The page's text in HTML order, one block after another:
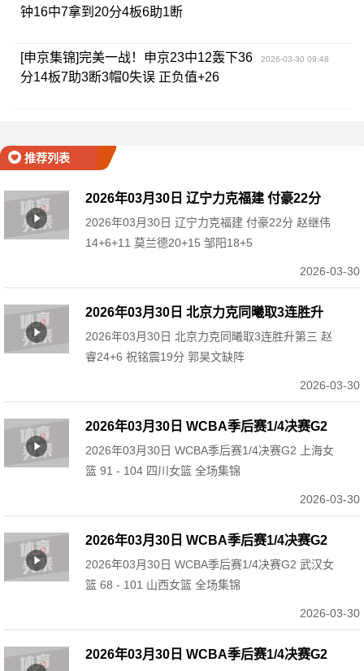
钟16中7拿到20分4板6助1断
[申京集锦]完美一战！申京23中12轰下36
分14板7助3断3帽0失误 正负值+26
2026-03-30 09:48
推荐列表
2026年03月30日 辽宁力克福建 付豪22分
赵继伟14+6+11 莫兰德20+15 邹阳18+5
2026年03月30日 辽宁力克福建 付豪22分 赵继伟
14+6+11 莫兰德20+15 邹阳18+5
2026-03-30
2026年03月30日 北京力克同曦取3连胜升
第三 赵睿24+6 祝铭震19分 郭昊文缺阵
2026年03月30日 北京力克同曦取3连胜升第三 赵
睿24+6 祝铭震19分 郭昊文缺阵
2026-03-30
2026年03月30日 WCBA季后赛1/4决赛G2
上海女篮 91 - 104 四川女篮 全场集锦
2026年03月30日 WCBA季后赛1/4决赛G2 上海女
篮 91 - 104 四川女篮 全场集锦
2026-03-30
2026年03月30日 WCBA季后赛1/4决赛G2
武汉女篮 68 - 101 山西女篮 全场集锦
2026年03月30日 WCBA季后赛1/4决赛G2 武汉女
篮 68 - 101 山西女篮 全场集锦
2026-03-30
2026年03月30日 WCBA季后赛1/4决赛G2